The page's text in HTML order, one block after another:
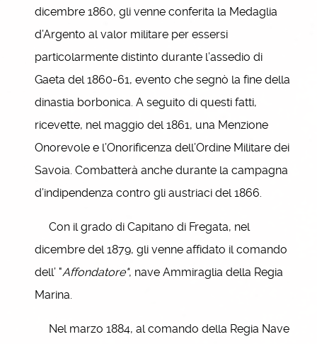
dicembre 1860, gli venne conferita la Medaglia
d’Argento al valor militare per essersi
particolarmente distinto durante l’assedio di
Gaeta del 1860-61, evento che segnò la fine della
dinastia borbonica. A seguito di questi fatti,
ricevette, nel maggio del 1861, una Menzione
Onorevole e l’Onorificenza dell’Ordine Militare dei
Savoia. Combatterà anche durante la campagna
d’indipendenza contro gli austriaci del 1866.
Con il grado di Capitano di Fregata, nel
dicembre del 1879, gli venne affidato il comando
dell’ "Affondatore", nave Ammiraglia della Regia
Marina.
Nel marzo 1884, al comando della Regia Nave